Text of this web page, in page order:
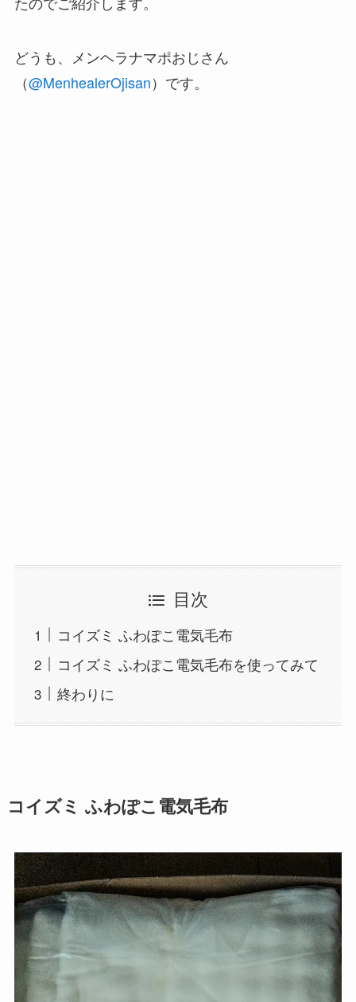
どうも、メンヘラナマポおじさん
（@MenhealerOjisan）です。
目次
コイズミ ふわぽこ電気毛布
コイズミ ふわぽこ電気毛布を使ってみて
終わりに
コイズミ ふわぽこ電気毛布